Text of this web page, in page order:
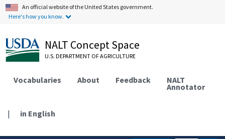
An official website of the United States government.
Here's how you know.
NALT Concept Space
U.S. DEPARTMENT OF AGRICULTURE
Vocabularies About Feedback NALT
Annotator
| in English